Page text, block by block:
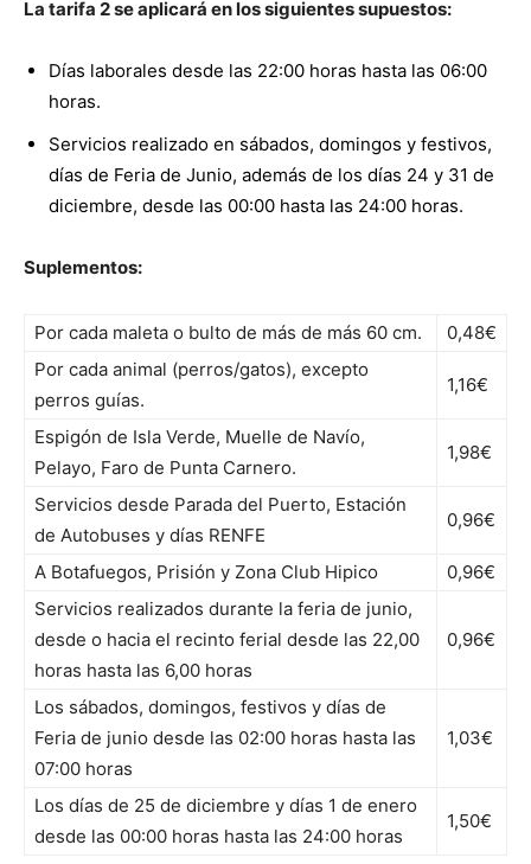
La tarifa 2 se aplicará en los siguientes supuestos:
Días laborales desde las 22:00 horas hasta las 06:00
horas.
Servicios realizado en sábados, domingos y festivos,
días de Feria de Junio, además de los días 24 y 31 de
diciembre, desde las 00:00 hasta las 24:00 horas.
Suplementos:
Por cada maleta o bulto de más de más 60 cm.
0,48€
Por cada animal (perros/gatos), excepto
perros guías.
1,16€
Espigón de Isla Verde, Muelle de Navío,
Pelayo, Faro de Punta Carnero.
1,98€
Servicios desde Parada del Puerto, Estación
de Autobuses y días RENFE
0,96€
A Botafuegos, Prisión y Zona Club Hipico
0,96€
Servicios realizados durante la feria de junio,
desde o hacia el recinto ferial desde las 22,00
horas hasta las 6,00 horas
0,96€
Los sábados, domingos, festivos y días de
Feria de junio desde las 02:00 horas hasta las
07:00 horas
1,03€
Los días de 25 de diciembre y días 1 de enero
desde las 00:00 horas hasta las 24:00 horas
1,50€